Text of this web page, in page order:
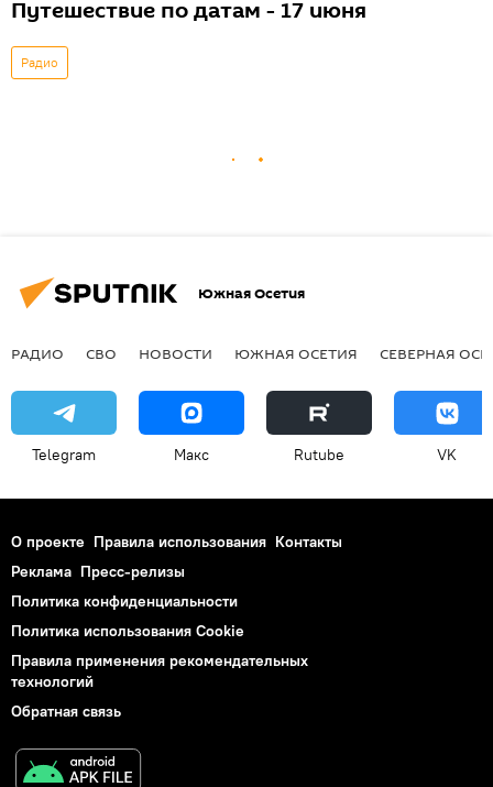
Путешествие по датам - 17 июня
Радио
Южная Осетия
РАДИО СВО НОВОСТИ ЮЖНАЯ ОСЕТИЯ СЕВЕРНАЯ
Telegram Макс Rutube VK
О проекте Правила использования Контакты
Реклама Пресс-релизы
Политика конфиденциальности
Политика использования Cookie
Правила применения рекомендательных
технологий
Обратная связь